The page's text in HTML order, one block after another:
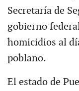
Secretaría de
gobierno
homicidios al
poblano.
El estado de